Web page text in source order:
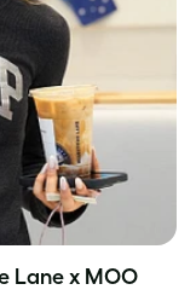
Lane x MOO